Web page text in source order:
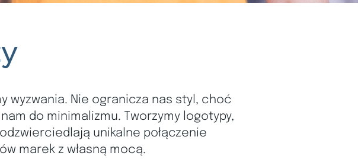
wyzwania. Nie ogranicza nas styl, choć
do minimalizmu. Tworzymy logotypy,
unikalne połączenie
marek z własną mocą.